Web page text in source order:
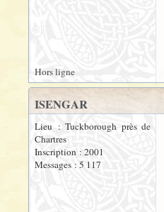
Hors ligne
ISENGAR
Lieu : Tuckborough près de
Chartres
Inscription : 2001
Messages : 5 117